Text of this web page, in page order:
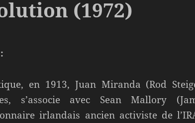
(1972)
en 1913, Juan Miranda (Rod
s’associe avec Sean Mallory
irlandais ancien activiste de